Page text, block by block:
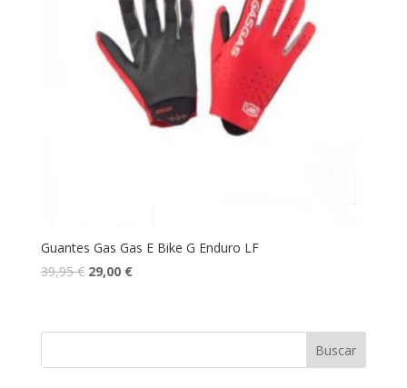
Guantes Gas Gas E Bike G Enduro LF
39,95€ 29,00 €
Buscar